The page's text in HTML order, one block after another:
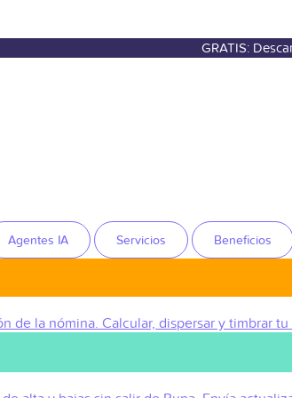
GRATIS:
Agentes IA Servicios Beneficios
de la nómina. Calcular, dispersar y timbrar